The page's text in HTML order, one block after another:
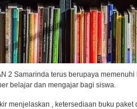
2 Samarinda terus berupaya
belajar dan mengajar bagi siswa.
menjelaskan , ketersediaan buku